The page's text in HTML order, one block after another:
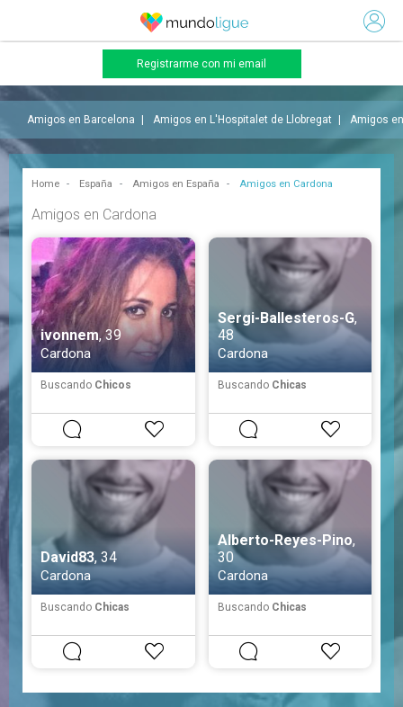
Registrarme con mi email
Amigos en Barcelona Amigos en L'Hospitalet de Llobregat Amigos
Amigos en Cardona
Home España Amigos en España Amigos en Cardona
ivonnem, 39
Cardona
Buscando Chicos
Sergi-Ballesteros-G,
48
Cardona
Buscando Chicas
David83, 34
Cardona
Buscando Chicas
Alberto-Reyes-Pino,
30
Cardona
Buscando Chicas